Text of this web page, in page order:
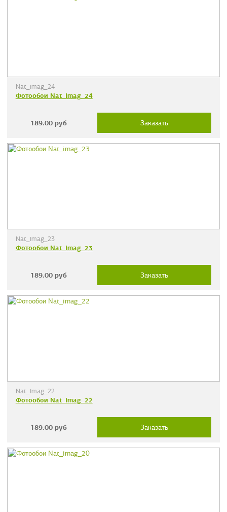
Nat_imag_24
Фотообои Nat_imag_24
189.00 руб Заказать
Nat_imag_23
Фотообои Nat_imag_23
189.00 руб Заказать
Nat_imag_22
Фотообои Nat_imag_22
189.00 руб Заказать